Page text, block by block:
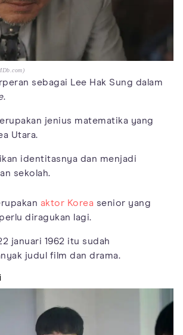
sebagai Lee Hak Sung dalam
.
jenius matematika yang
Utara.
identitasnya dan menjadi
sekolah.
aktor Korea senior yang
diragukan lagi.
januari 1962 itu sudah
judul film dan drama.